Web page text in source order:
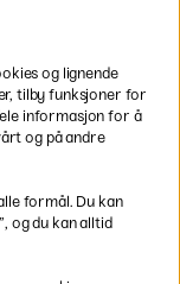
gjelder for
og lignende
tilby funksjoner for
informasjon for å
og på andre
formål. Du kan
og du kan alltid